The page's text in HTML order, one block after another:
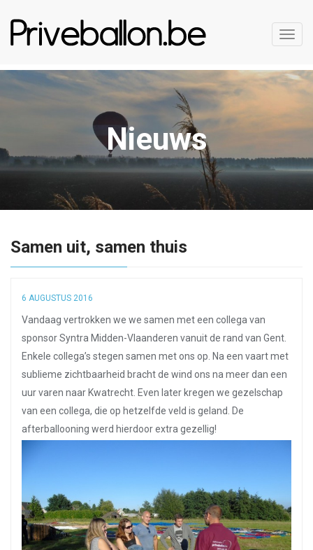
Nieuws
Samen uit, samen thuis
6 AUGUSTUS 2016
Vandaag vertrokken we we samen met een collega van
sponsor Syntra Midden-Vlaanderen vanuit de rand van Gent.
Enkele collega’s stegen samen met ons op. Na een vaart met
sublieme zichtbaarheid bracht de wind ons na meer dan een
uur varen naar Kwatrecht. Even later kregen we gezelschap
van een collega, die op hetzelfde veld is geland. De
afterballooning werd hierdoor extra gezellig!